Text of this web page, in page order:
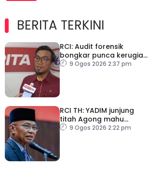
BERITA TERKINI
RCI: Audit forensik
bongkar punca kerugian,
kelemahan tadbir urus TH
9 Ogos 2026 2:37 pm
RCI TH: YADIM junjung
titah Agong mahu
siasatan tanpa
9 Ogos 2026 2:22 pm